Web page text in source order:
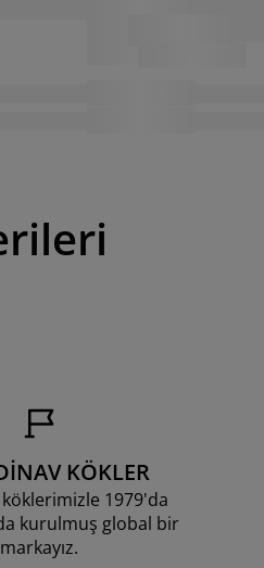
KÖKLER
1979'da
kurulmuş global bir
markayız.